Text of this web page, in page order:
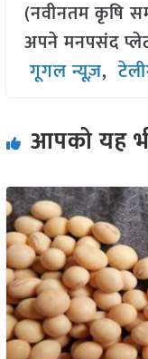
(नवीनतम कृषि
अपने मनपसंद
गूगल न्यूज़,
आपको यह